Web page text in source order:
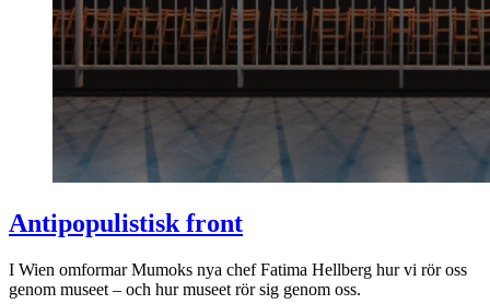
Antipopulistisk front
I Wien omformar Mumoks nya chef Fatima Hellberg hur vi rör oss
genom museet – och hur museet rör sig genom oss.